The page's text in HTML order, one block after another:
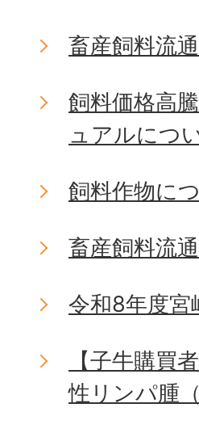
畜産飼料流
飼料価格高
ュアルにつ
飼料作物に
畜産飼料流
令和8年度宮
【子牛購買
性リンパ腫